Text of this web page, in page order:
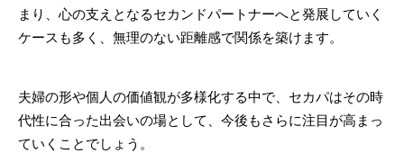
まり、心の支えとなるセカンドパートナーへと発展していく
ケースも多く、無理のない距離感で関係を築けます。
夫婦の形や個人の価値観が多様化する中で、セカパはその時
代性に合った出会いの場として、今後もさらに注目が高まっ
ていくことでしょう。